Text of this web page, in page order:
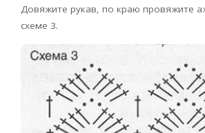
Довяжите рукав, по краю провяжите
схеме 3.